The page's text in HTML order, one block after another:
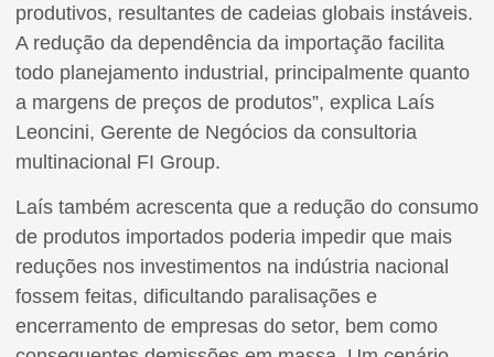
produtivos, resultantes de cadeias globais instáveis.
A redução da dependência da importação facilita
todo planejamento industrial, principalmente quanto
a margens de preços de produtos”, explica Laís
Leoncini, Gerente de Negócios da consultoria
multinacional FI Group.
Laís também acrescenta que a redução do consumo
de produtos importados poderia impedir que mais
reduções nos investimentos na indústria nacional
fossem feitas, dificultando paralisações e
encerramento de empresas do setor, bem como